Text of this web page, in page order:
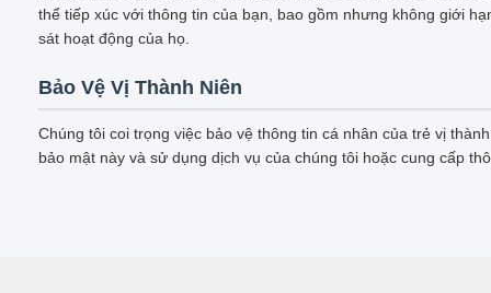
thể tiếp xúc với thông tin của bạn, bao gồm nhưng không giới
sát hoạt động của họ.
Bảo Vệ Vị Thành Niên
Chúng tôi coi trọng việc bảo vệ thông tin cá nhân của trẻ vị
bảo mật này và sử dụng dịch vụ của chúng tôi hoặc cung cấp